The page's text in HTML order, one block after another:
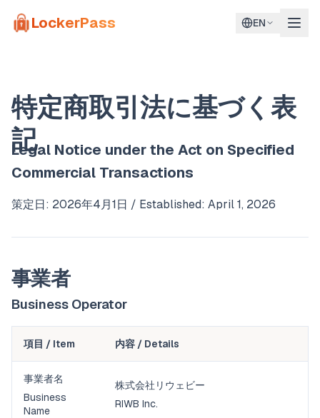
LockerPass EN
特定商取引法に基づく表
記
Legal Notice under the Act on Specified
Commercial Transactions
策定日: 2026年4月1日 / Established: April 1, 2026
事業者
Business Operator
項目 / Item 内容 / Details
事業者名
Business
Name
株式会社リウェビー
RIWB Inc.